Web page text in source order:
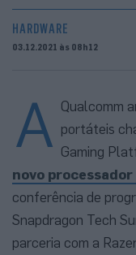
HARDWARE
03.12.2021 às 08h12
A Qualcomm
portáteis
Gaming
novo
conferência de
Snapdragon Tech
parceria com a